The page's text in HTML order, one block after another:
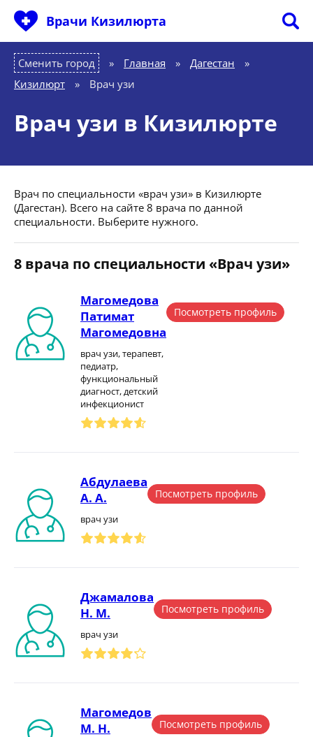
Врачи Кизилюрта
Сменить город Главная » Дагестан
»
Кизилюрт
» Врач узи
Врач узи в Кизилюрте
Врач по специальности «врач узи» в Кизилюрте
(Дагестан). Всего на сайте 8 врача по данной
специальности. Выберите нужного.
8 врача по специальности «Врач узи»
Магомедова
Патимат
Магомедовна
врач узи, терапевт,
педиатр,
функциональный
диагност, детский
инфекционист
Посмотреть профиль
Абдулаева
А. А.
врач узи
Посмотреть профиль
Джамалова
Н. М.
врач узи
Посмотреть профиль
Магомедов
М. Н.
Посмотреть профиль